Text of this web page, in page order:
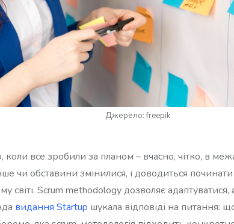
Джерело: freepik
коли все зробили за планом – вчасно, чітко, в
чи обставини змінилися, і доводиться починати
світі. Scrum methodology дозволяє
видання Startup шукала відповіді на питання: